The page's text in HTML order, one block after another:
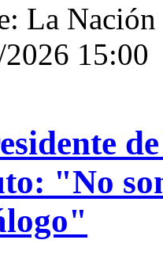
La Nación
15:00
"No